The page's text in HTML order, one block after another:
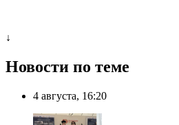
↓
Новости по теме
4 августа, 16:20